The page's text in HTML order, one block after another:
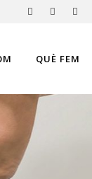
QUÈ FEM